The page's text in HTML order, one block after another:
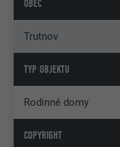
OBEC
Trutnov
TYP OBJEKTU
Rodinné domy
COPYRIGHT